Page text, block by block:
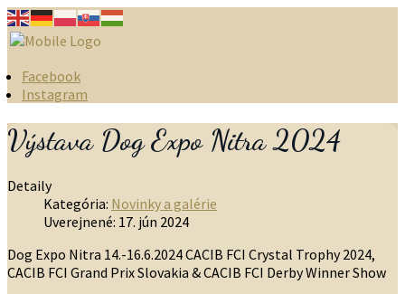
Facebook
Instagram
Výstava Dog Expo Nitra 2024
Detaily
Kategória: Novinky a galérie
Uverejnené: 17. jún 2024
Dog Expo Nitra 14.-16.6.2024 CACIB FCI Crystal Trophy 2024,
CACIB FCI Grand Prix Slovakia & CACIB FCI Derby Winner Show